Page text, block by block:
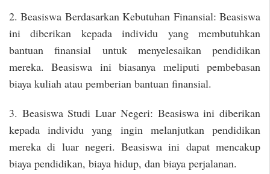
2. Beasiswa Berdasarkan Kebutuhan Finansial: Beasiswa
ini diberikan kepada individu yang membutuhkan
bantuan finansial untuk menyelesaikan pendidikan
mereka. Beasiswa ini biasanya meliputi pembebasan
biaya kuliah atau pemberian bantuan finansial.
3. Beasiswa Studi Luar Negeri: Beasiswa ini diberikan
kepada individu yang ingin melanjutkan pendidikan
mereka di luar negeri. Beasiswa ini dapat mencakup
biaya pendidikan, biaya hidup, dan biaya perjalanan.